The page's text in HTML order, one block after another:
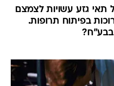
גזע עשויות לצמצם
בפיתוח תרופות.
בבע"ח?